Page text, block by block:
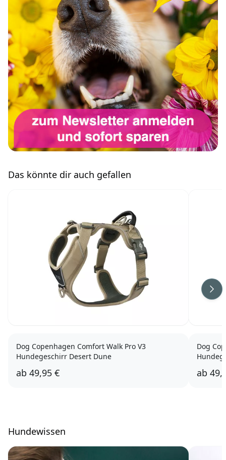
Das könnte dir auch gefallen
Dog Copenhagen Comfort Walk Pro V3
Hundegeschirr Desert Dune
ab 49,95 €
Dog
ab
Hundewissen